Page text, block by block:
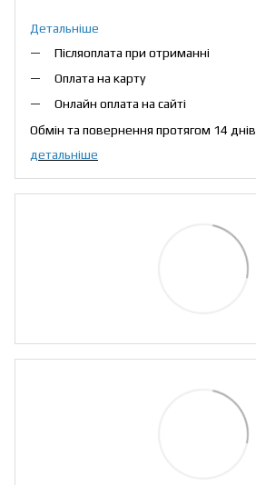
Детальніше
Післяоплата при отриманні
Оплата на карту
Онлайн оплата на сайті
Обмін та повернення протягом 14 днів
детальніше